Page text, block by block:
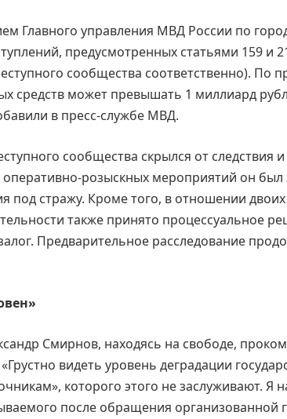
Главного управления МВД России по
предусмотренных статьями 159 и
сообщества соответственно). По
средств может превышать 1 миллиард
в пресс-службе МВД.
сообщества скрылся от следствия и
оперативно-розыскных мероприятий он
под стражу. Кроме того, в отношении
также принято процессуальное
Предварительное расследование
Смирнов, находясь на свободе,
видеть уровень деградации
которого этого не заслуживают. Я
после обращения организованной